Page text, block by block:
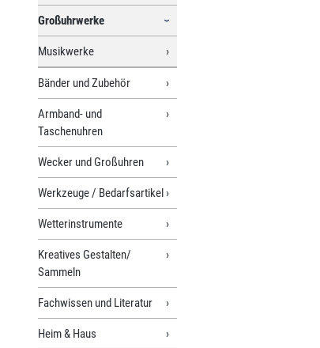
Großuhrwerke
Musikwerke
Bänder und Zubehör
Armband- und
Taschenuhren
Wecker und Großuhren
Werkzeuge / Bedarfsartikel
Wetterinstrumente
Kreatives Gestalten/
Sammeln
Fachwissen und Literatur
Heim & Haus